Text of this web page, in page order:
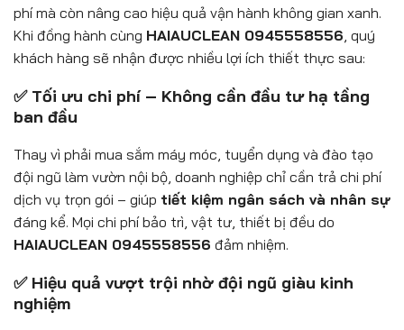
phí mà còn nâng cao hiệu quả vận hành không gian xanh.
Khi đồng hành cùng HAIAUCLEAN 0945558556 , quý
khách hàng sẽ nhận được nhiều lợi ích thiết thực sau:
✅ Tối ưu chi phí – Không cần đầu tư hạ tầng
ban đầu
Thay vì phải mua sắm máy móc, tuyển dụng và đào tạo
đội ngũ làm vườn nội bộ, doanh nghiệp chỉ cần trả chi phí
dịch vụ trọn gói – giúp tiết kiệm ngân sách và nhân sự
đáng kể. Mọi chi phí bảo trì, vật tư, thiết bị đều do
HAIAUCLEAN 0945558556 đảm nhiệm.
✅ Hiệu quả vượt trội nhờ đội ngũ giàu kinh
nghiệm